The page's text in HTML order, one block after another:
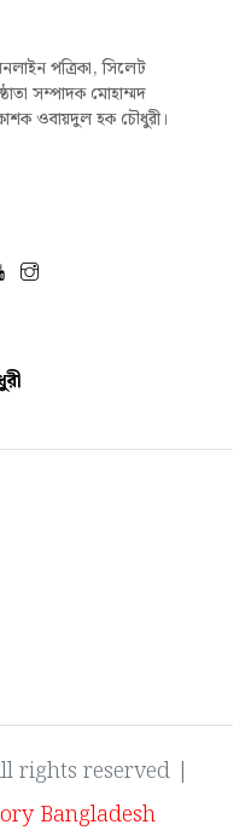
পত্রিকা, সিলেট
সম্পাদক মোহাম্মদ
ওবায়দুল হক চৌধুরী।
rights reserved |
Bangladesh